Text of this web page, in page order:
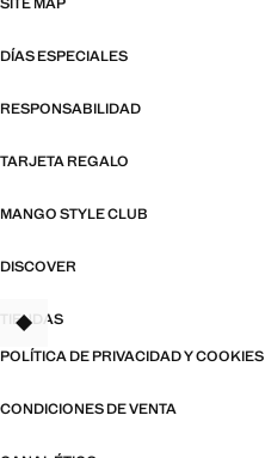
SITE MAP
DÍAS ESPECIALES
RESPONSABILIDAD
TARJETA REGALO
MANGO STYLE CLUB
DISCOVER
TIENDAS
POLÍTICA DE PRIVACIDAD Y COOKIES
CONDICIONES DE VENTA